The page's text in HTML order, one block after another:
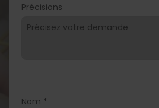
Précisions
Nom *